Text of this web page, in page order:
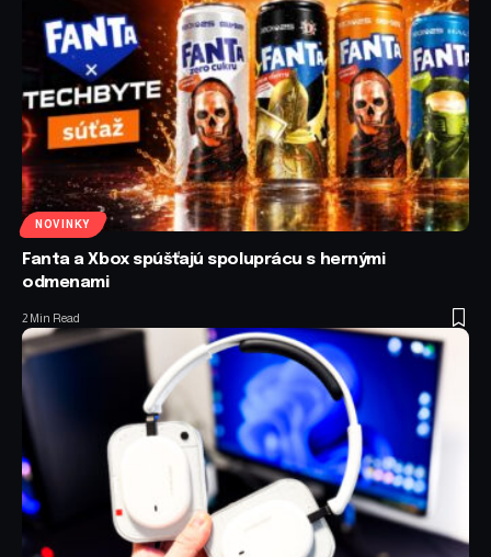
NOVINKY
Fanta a Xbox spúšťajú spoluprácu s hernými
odmenami
2 Min Read